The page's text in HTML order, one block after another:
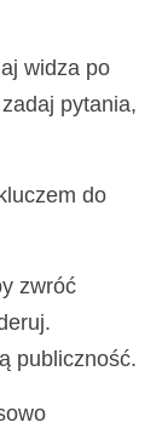
widza po
pytania,
do
zwróć
publiczność.